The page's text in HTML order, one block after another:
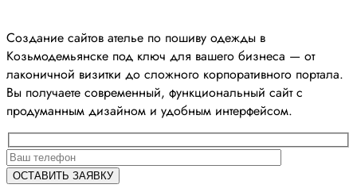
Создание сайтов ателье по пошиву одежды в
Козьмодемьянске под ключ для вашего бизнеса — от
лаконичной визитки до сложного корпоративного портала.
Вы получаете современный, функциональный сайт с
продуманным дизайном и удобным интерфейсом.